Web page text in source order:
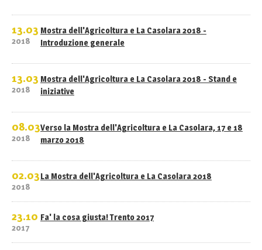
13.03
2018
Mostra dell'Agricoltura e La Casolara 2018 -
Introduzione generale
13.03
2018
Mostra dell'Agricoltura e La Casolara 2018 - Stand e
iniziative
08.03
2018
Verso la Mostra dell'Agricoltura e La Casolara, 17 e 18
marzo 2018
02.03
2018
La Mostra dell'Agricoltura e La Casolara 2018
23.10
2017
Fa' la cosa giusta! Trento 2017